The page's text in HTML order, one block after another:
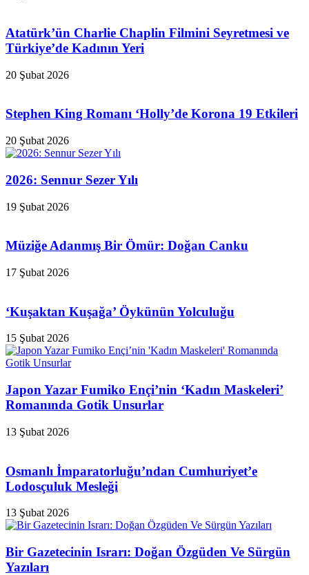
Atatürk’ün Charlie Chaplin Filmini Seyretmesi ve
Türkiye’de Kadının Yeri
20 Şubat 2026
Stephen King Romanı ‘Holly’de Korona 19 Etkileri
20 Şubat 2026
2026: Sennur Sezer Yılı
19 Şubat 2026
Müziğe Adanmış Bir Ömür: Doğan Canku
17 Şubat 2026
‘Kuşaktan Kuşağa’ Öykünün Yolculuğu
15 Şubat 2026
Japon Yazar Fumiko Ençi’nin ‘Kadın Maskeleri’
Romanında Gotik Unsurlar
13 Şubat 2026
Osmanlı İmparatorluğu’ndan Cumhuriyet’e
Lodosçuluk Mesleği
13 Şubat 2026
Bir Gazetecinin Israrı: Doğan Özgüden Ve Sürgün
Yazıları